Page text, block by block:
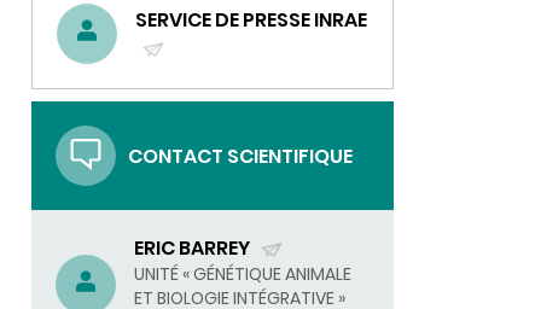
SERVICE DE PRESSE INRAE
UN
CONTACT SCIENTIFIQUE
ERIC BARREY
(ENVOYER
UNITÉ « GÉNÉTIQUE ANIMALE
ET BIOLOGIE INTÉGRATIVE »